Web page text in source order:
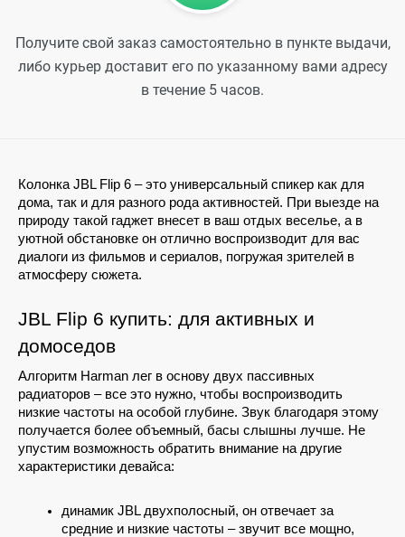
Получите свой заказ самостоятельно в пункте выдачи,
либо курьер доставит его по указанному вами адресу
в течение 5 часов.
Колонка JBL Flip 6 – это универсальный спикер как для
дома, так и для разного рода активностей. При выезде на
природу такой гаджет внесет в ваш отдых веселье, а в
уютной обстановке он отлично воспроизводит для вас
диалоги из фильмов и сериалов, погружая зрителей в
атмосферу сюжета.
JBL Flip 6 купить: для активных и
домоседов
Алгоритм Harman лег в основу двух пассивных
радиаторов – все это нужно, чтобы воспроизводить
низкие частоты на особой глубине. Звук благодаря этому
получается более объемный, басы слышны лучше. Не
упустим возможность обратить внимание на другие
характеристики девайса:
динамик JBL двухполосный, он отвечает за
средние и низкие частоты – звучит все мощно,